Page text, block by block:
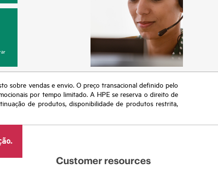
sobre vendas e envio. O preço transacional definido pelo
por tempo limitado. A HPE se reserva o direito de
de produtos, disponibilidade de produtos restrita,
Customer resources